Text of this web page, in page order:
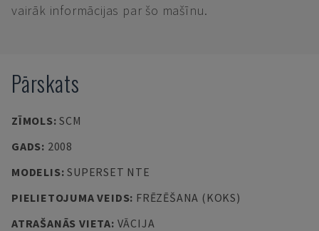
vairāk informācijas par šo mašīnu.
Pārskats
ZĪMOLS:SCM
GADS: 2008
MODELIS:SUPERSET NTE
PIELIETOJUMA VEIDS: FRĒZĒŠANA (KOKS)
ATRAŠANĀS VIETA: VĀCIJA